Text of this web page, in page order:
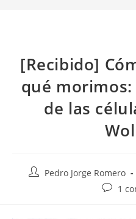
[Recibido]
qué
de las
AutorPedro Jorge Romero
1